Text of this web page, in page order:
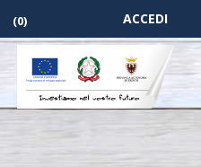
(0) ACCEDI